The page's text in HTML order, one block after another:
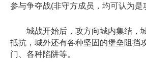
参与争夺战(非守方成员，均可认为是
城战开始后，攻方向城内集结，
抵抗，城外还有各种坚固的堡垒阻挡
门、各种陷阱等。